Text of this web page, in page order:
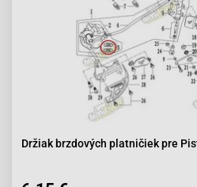
Držiak brzdových platničiek pre